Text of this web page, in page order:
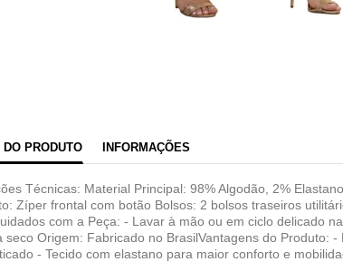
DO PRODUTO INFORMAÇÕES
Técnicas: Material Principal: 98% Algodão, 2%
Zíper frontal com botão Bolsos: 2 bolsos traseiros
com a Peça: - Lavar à mão ou em ciclo delicado
seco Origem: Fabricado no BrasilVantagens do Produto:
- Tecido com elastano para maior conforto e